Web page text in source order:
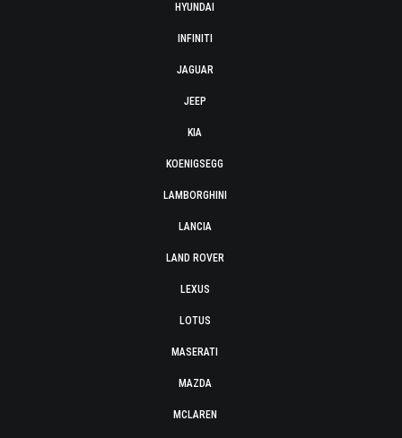
HYUNDAI
INFINITI
JAGUAR
JEEP
KIA
KOENIGSEGG
LAMBORGHINI
LANCIA
LAND ROVER
LEXUS
LOTUS
MASERATI
MAZDA
MCLAREN